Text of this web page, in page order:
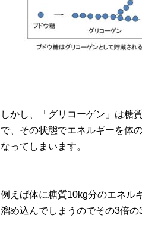
しかし、「グリコーゲン」は糖
で、その状態でエネルギーを体
なってしまいます。
例えば体に糖質10kg分のエネル
溜め込んでしまうのでその3倍の